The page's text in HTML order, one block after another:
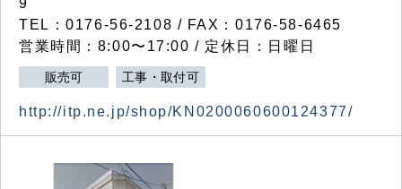
9
TEL：0176-56-2108 / FAX：0176-58-6465
営業時間：8:00〜17:00 / 定休日：日曜日
販売可 工事・取付可
http://itp.ne.jp/shop/KN0200060600124377/